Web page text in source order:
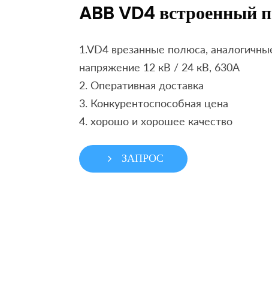
ABB VD4 встроенный
1.VD4 врезанные полюса,
напряжение 12 кВ / 24 кВ, 630A
2. Оперативная доставка
3. Конкурентоспособная цена
4. хорошо и хорошее качество
ЗАПРОС